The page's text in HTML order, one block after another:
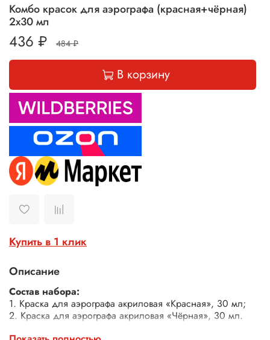
Комбо красок для аэрографа (красная+чёрная)
2х30 мл
436 ₽ 484 ₽
В корзину
Купить в 1 клик
Описание
Состав набора:
1. Краска для аэрографа акриловая «Красная», 30 мл;
2. Краска для аэрографа акриловая «Чёрная», 30 мл.